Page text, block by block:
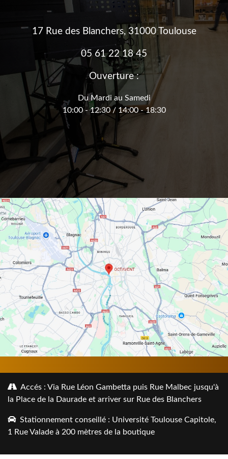
17 Rue des Blanchers, 31000 Toulouse
05 61 22 18 45
Ouverture :
Du Mardi au Samedi
10:00 - 12:30 / 14:00 - 18:30
Accés : Via Rue Léon Gambetta puis Rue Malbec jusqu'à
la Place de la Daurade et arriver sur Rue des Blanchers
Stationnement conseillé : Université Toulouse Capitole,
1 Rue Valade à 200 mètres de la boutique